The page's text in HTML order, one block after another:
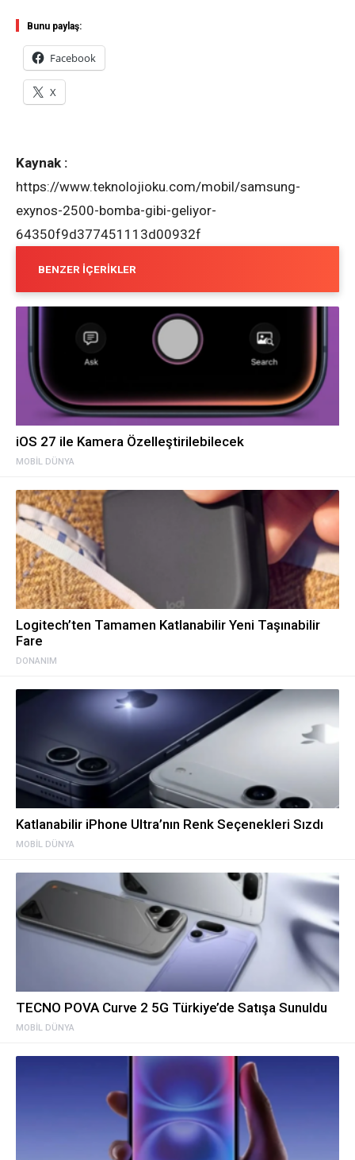
Bunu paylaş:
Facebook
X
Kaynak :
https://www.teknolojioku.com/mobil/samsung-
exynos-2500-bomba-gibi-geliyor-
64350f9d377451113d00932f
BENZER İÇERIKLER
MOBIL DÜNYA
iOS 27 ile Kamera Özelleştirilebilecek
DONANIM
Logitech’ten Tamamen Katlanabilir Yeni Taşınabilir
Fare
MOBIL DÜNYA
Katlanabilir iPhone Ultra’nın Renk Seçenekleri Sızdı
MOBIL DÜNYA
TECNO POVA Curve 2 5G Türkiye’de Satışa Sunuldu